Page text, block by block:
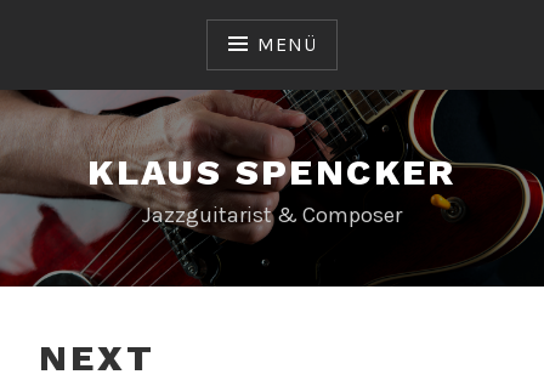
MENÜ
KLAUS SPENCKER
Jazzguitarist & Composer
NEXT